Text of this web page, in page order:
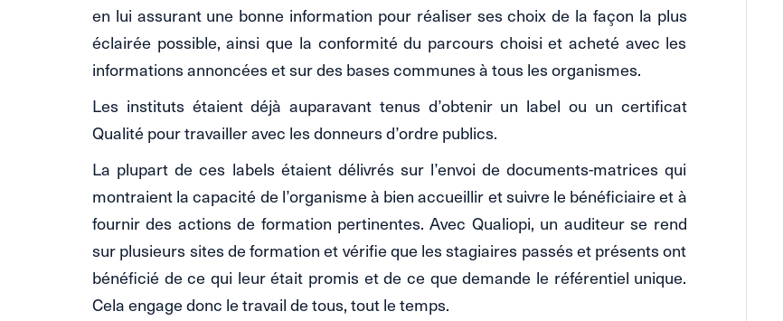
en lui assurant une bonne information pour réaliser ses choix de la façon la plus
éclairée possible, ainsi que la conformité du parcours choisi et acheté avec les
informations annoncées et sur des bases communes à tous les organismes.
Les instituts étaient déjà auparavant tenus d’obtenir un label ou un certificat
Qualité pour travailler avec les donneurs d’ordre publics.
La plupart de ces labels étaient délivrés sur l’envoi de documents-matrices qui
montraient la capacité de l’organisme à bien accueillir et suivre le bénéficiaire et à
fournir des actions de formation pertinentes. Avec Qualiopi, un auditeur se rend
sur plusieurs sites de formation et vérifie que les stagiaires passés et présents ont
bénéficié de ce qui leur était promis et de ce que demande le référentiel unique.
Cela engage donc le travail de tous, tout le temps.